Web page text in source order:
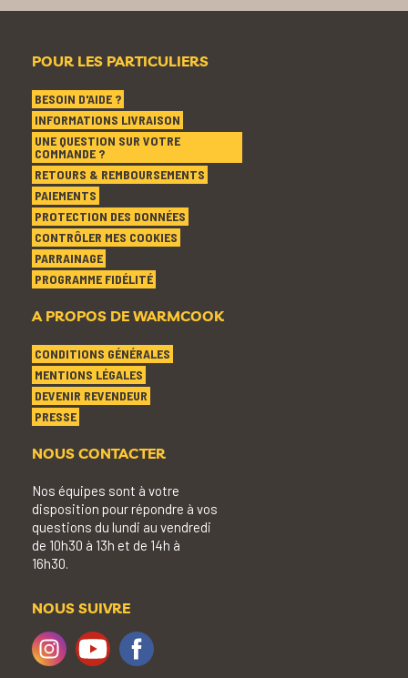
POUR LES PARTICULIERS
BESOIN D'AIDE ?
INFORMATIONS LIVRAISON
UNE QUESTION SUR VOTRE
COMMANDE ?
RETOURS & REMBOURSEMENTS
PAIEMENTS
PROTECTION DES DONNÉES
CONTRÔLER MES COOKIES
PARRAINAGE
PROGRAMME FIDÉLITÉ
A PROPOS DE WARMCOOK
CONDITIONS GÉNÉRALES
MENTIONS LÉGALES
DEVENIR REVENDEUR
PRESSE
NOUS CONTACTER
Nos équipes sont à votre
disposition pour répondre à vos
questions du lundi au vendredi
de 10h30 à 13h et de 14h à
16h30.
NOUS SUIVRE